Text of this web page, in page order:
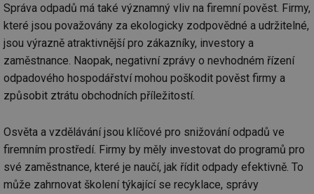
Správa odpadů má také významný vliv na firemní pověst. Firmy,
které jsou považovány za ekologicky zodpovědné a udržitelné,
jsou výrazně atraktivnější pro zákazníky, investory a
zaměstnance. Naopak, negativní zprávy o nevhodném řízení
odpadového hospodářství mohou poškodit pověst firmy a
způsobit ztrátu obchodních příležitostí.
Osvěta a vzdělávání jsou klíčové pro snižování odpadů ve
firemním prostředí. Firmy by měly investovat do programů pro
své zaměstnance, které je naučí, jak řídit odpady efektivně. To
může zahrnovat školení týkající se recyklace, správy